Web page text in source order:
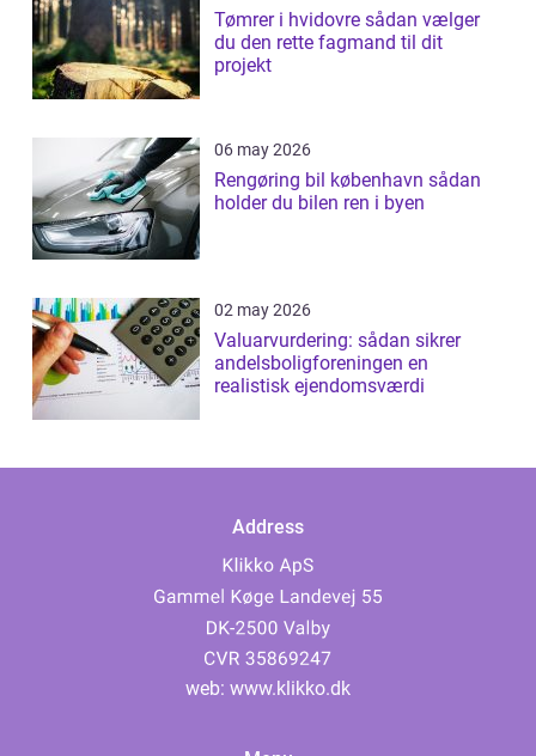
Tømrer i hvidovre sådan vælger
du den rette fagmand til dit
projekt
06 may 2026
Rengøring bil københavn sådan
holder du bilen ren i byen
02 may 2026
Valuarvurdering: sådan sikrer
andelsboligforeningen en
realistisk ejendomsværdi
Address
web: www.klikko.dk